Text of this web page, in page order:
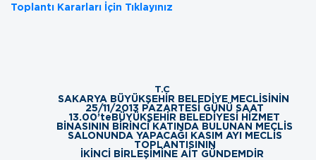
Toplantı Kararları İçin Tıklayınız
T.C
SAKARYA BÜYÜKŞEHİR BELEDİYE MECLİSİNİN
25/11/2013 PAZARTESİ GÜNÜ SAAT
13.00’teBÜYÜKŞEHİR BELEDİYESİ HİZMET
BİNASININ BİRİNCİ KATINDA BULUNAN MECLİS
SALONUNDA YAPACAĞI KASIM AYI MECLİS
TOPLANTISININ
İKİNCİ BİRLEŞİMİNE AİT GÜNDEMDİR